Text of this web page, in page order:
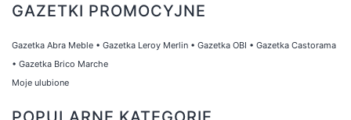
GAZETKI PROMOCYJNE
Gazetka Abra Meble • Gazetka Leroy Merlin • Gazetka OBI • Gazetka Castorama
• Gazetka Brico Marche
Moje ulubione